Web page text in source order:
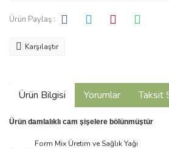
Ürün Paylaş :
Karşılaştır
Ürün Bilgisi Yorumlar Taksit
Ürün damlalıklı cam şişelere bölünmüştür
Form Mix Üretim ve Sağlık Yağı